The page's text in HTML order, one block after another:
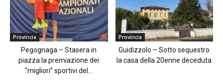
Provincia
Pegognaga – Stasera in
piazza la premiazione dei
“migliori” sportivi del...
Provincia
Guidizzolo – Sotto sequestro
la casa della 20enne deceduta